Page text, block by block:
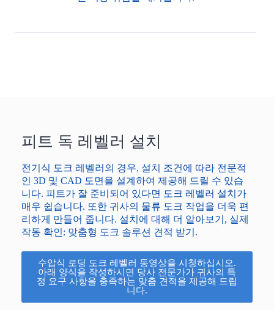
피트 독 레벨러 설치
전기식 도크 레벨러의 경우, 설치 조건에 따라 전문적
인 3D 및 CAD 도면을 설계하여 제공해 드릴 수 있습
니다. 피트가 잘 준비되어 있다면 도크 레벨러 설치가
매우 쉽습니다. 또한 귀사의 물류 도크 작업을 더욱 편
리하게 만들어 줍니다. 설치에 대해 더 알아보기 , 실제
작동 확인: 맞춤형 도크 솔루션 견적 받기.
수압식 로딩 도크 레벨러 동영상을 시청하십시오.
아래 양식을 작성하시면 당사 전문가가 귀사의 특
정 요구 사항을 충족하는 맞춤 견적을 제공해 드립
니다.